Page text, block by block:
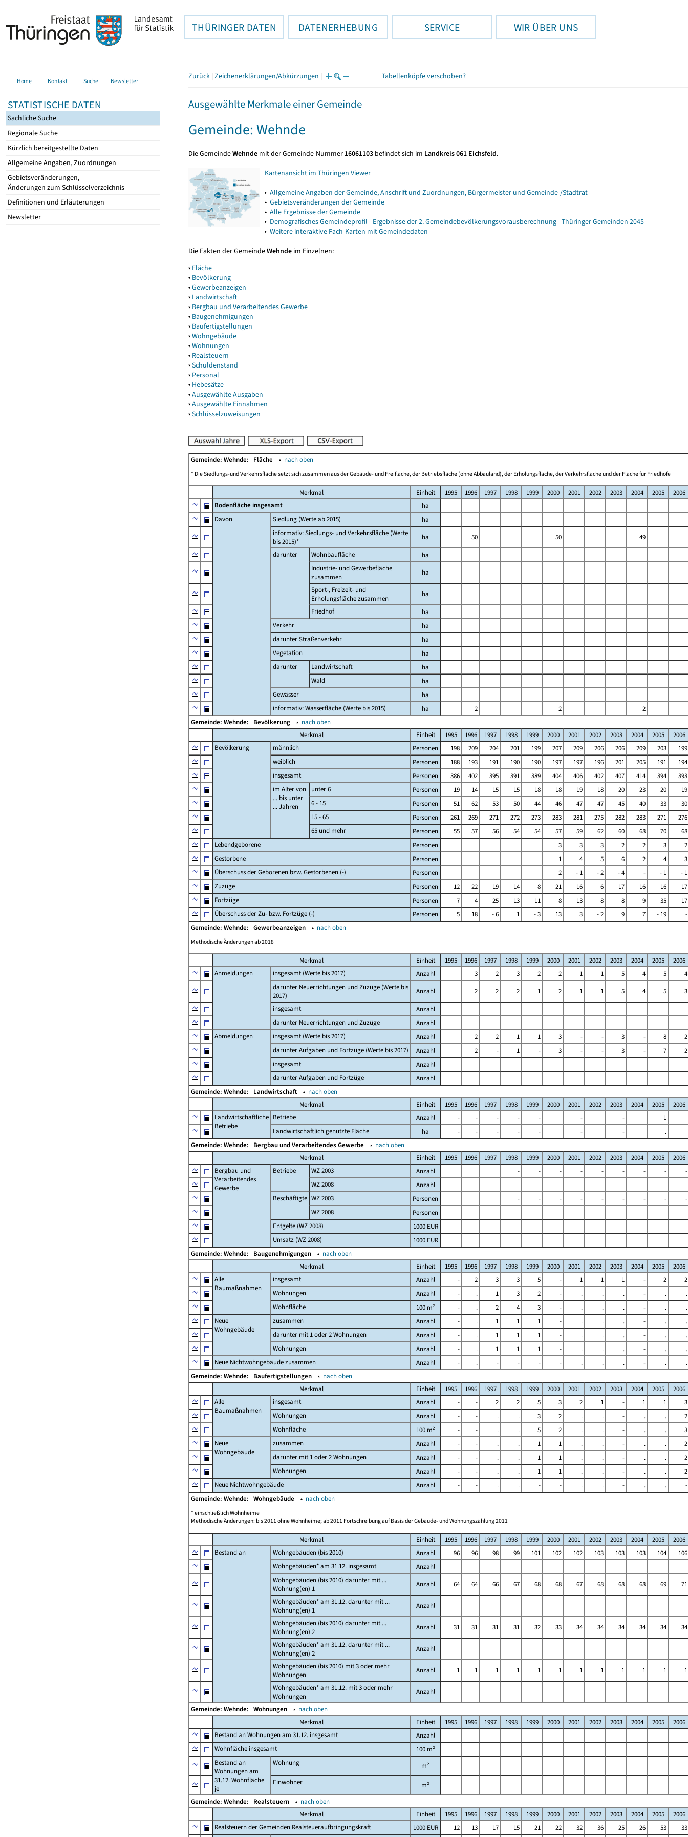
THÜRINGER DATEN DATENERHEBUNG SERVICE WIR ÜBER UNS
Home Kontakt Suche Newsletter
STATISTISCHE DATEN
Sachliche Suche
Regionale Suche
Kürzlich bereitgestellte Daten
Allgemeine Angaben, Zuordnungen
Gebietsveränderungen,
Änderungen zum Schlüsselverzeichnis
Definitionen und Erläuterungen
Newsletter
Zurück | Zeichenerklärungen/Abkürzungen | Tabellenköpfe verschoben?
Ausgewählte Merkmale einer Gemeinde
Gemeinde: Wehnde
Die GemeindeWehnde mit der Gemeinde-Nummer 16061103 befindet sich im Landkreis 061 Eichsfeld.
Kartenansicht im Thüringen Viewer
▸ Allgemeine Angaben der Gemeinde, Anschrift und Zuordnungen, Bürgermeister und Gemeinde-/Stadtrat
▸ Gebietsveränderungen der Gemeinde
▸ Alle Ergebnisse der Gemeinde
▸ Demografisches Gemeindeprofil - Ergebnisse der 2. Gemeindebevölkerungsvorausberechnung - Thüringer Gemeinden 2045
▸ Weitere interaktive Fach-Karten mit Gemeindedaten
Die Fakten der GemeindeWehnde im Einzelnen:
▾ Fläche
▾ Bevölkerung
▾Gewerbeanzeigen
▾ Landwirtschaft
▾ Bergbau und Verarbeitendes Gewerbe
▾ Baugenehmigungen
▾ Baufertigstellungen
▾Wohngebäude
▾Wohnungen
▾ Realsteuern
▾Schuldenstand
▾ Personal
▾ Hebesätze
▾Ausgewählte Ausgaben
▾Ausgewählte Einnahmen
▾Schlüsselzuweisungen
Gemeinde: Wehnde: Fläche ▴ nach oben
* Die Siedlungs-und Verkehrsfläche setzt sich zusammen aus der Gebäude- und Freifläche, der Betriebsfläche (ohne Abbauland), der Erholungsfläche, der Verkehrsfläche und der Fläche für Friedhöfe
Merkmal Einheit 1995 1996 1997 1998 1999 2000 2001 2002 2003 2004 2005
2006
Bodenfläche insgesamt
ha
Davon
Siedlung (Werte ab 2015)
ha
informativ: Siedlungs- und Verkehrsfläche (Werte
bis 2015)*
ha 50 50
49
darunter
Wohnbaufläche
ha
Industrie- und Gewerbefläche
zusammen
ha
Sport-, Freizeit- und
Erholungsfläche zusammen
ha
Friedhof
ha
Verkehr
ha
darunter Straßenverkehr
ha
Vegetation
ha
darunter
Landwirtschaft
ha
Wald
ha
Gewässer
ha
informativ: Wasserfläche (Werte bis 2015)
ha 2 2
2
Gemeinde: Wehnde: Bevölkerung ▴ nach oben
Merkmal
Einheit 1995 1996 1997 1998 1999 2000 2001 2002 2003 2004 2005
2006
Bevölkerung
männlich Personen 198 209 204 201 199 207 209 206 206 209 203
199
weiblich
Personen 188 193 191 190 190 197 197 196 201 205 191
194
insgesamt
Personen 386 402 395 391 389 404 406 402 407 414 394
393
im Alter von
... bis unter
... Jahren
unter 6 Personen 19 14 15 15 18 18 19 18 20 23 20
19
6 - 15
Personen 51 62 53 50 44 46 47 47 45 40 33
30
15 - 65
Personen 261 269 271 272 273 283 281 275 282 283 271
276
65 und mehr
Personen 55 57 56 54 54 57 59 62 60 68 70
68
Lebendgeborene
Personen 3 3 3 2 2 3
2
Gestorbene
Personen 1 4 5 6 2 4
3
Überschuss der Geborenen bzw. Gestorbenen (-)
Personen 2 - 1 - 2 - 4 - - 1
- 1
Zuzüge
Personen 12 22 19 14 8 21 16 6 17 16 16
17
Fortzüge
Personen 7 4 25 13 11 8 13 8 8 9 35
17
Überschuss der Zu- bzw. Fortzüge (-)
Personen 5 18 - 6 1 - 3 13 3 - 2 9 7 - 19
-
Gemeinde: Wehnde: Gewerbeanzeigen ▴ nach oben
Methodische Änderungen ab 2018
Merkmal Einheit 1995 1996 1997 1998 1999 2000 2001 2002 2003 2004 2005
2006
Anmeldungen
insgesamt (Werte bis 2017) Anzahl 3 2 3 2 2 1 1 5 4 5
4
darunter Neuerrichtungen und Zuzüge (Werte bis
2017)
Anzahl 2 2 2 1 2 1 1 5 4 5
3
insgesamt
Anzahl
darunter Neuerrichtungen und Zuzüge
Anzahl
Abmeldungen
insgesamt (Werte bis 2017) Anzahl 2 2 1 1 3 - - 3 - 8
2
darunter Aufgaben und Fortzüge (Werte bis 2017)
Anzahl 2 - 1 - 3 - - 3 - 7
2
insgesamt
Anzahl
darunter Aufgaben und Fortzüge
Anzahl
Gemeinde: Wehnde: Landwirtschaft ▴ nach oben
Merkmal
Einheit 1995 1996 1997 1998 1999 2000 2001 2002 2003 2004 2005
2006
Landwirtschaftliche
Betriebe
Betriebe Anzahl - - - - - - -
1
Landwirtschaftlich genutzte Fläche
ha - - - - - - -
.
Gemeinde: Wehnde: Bergbau und Verarbeitendes Gewerbe ▴ nach oben
Merkmal
Einheit 1995 1996 1997 1998 1999 2000 2001 2002 2003 2004 2005
2006
Bergbau und
Verarbeitendes
Gewerbe
Betriebe WZ 2003 Anzahl - - - - - - - -
-
WZ 2008
Anzahl
Beschäftigte WZ 2003 Personen - - - - - - - -
-
WZ 2008
Personen
Entgelte (WZ 2008)
1000 EUR
Umsatz (WZ 2008)
1000 EUR
Gemeinde: Wehnde: Baugenehmigungen ▴ nach oben
Merkmal
Einheit 1995 1996 1997 1998 1999 2000 2001 2002 2003 2004 2005
2006
Alle
Baumaßnahmen
insgesamt Anzahl - 2 3 3 5 - 1 1 1 - 2
2
Wohnungen
Anzahl - . 1 3 2 - . . . - .
.
Wohnfläche
100 m² - . 2 4 3 - . . . - .
.
Neue
Wohngebäude
zusammen Anzahl - . 1 1 1 - . . . - .
.
darunter mit 1 oder 2 Wohnungen
Anzahl - . 1 1 1 - . . . - .
.
Wohnungen
Anzahl - . 1 1 1 - . . . - .
.
Neue Nichtwohngebäude zusammen
Anzahl - . - - - - . . . - .
.
Gemeinde: Wehnde: Baufertigstellungen ▴ nach oben
Merkmal
Einheit 1995 1996 1997 1998 1999 2000 2001 2002 2003 2004 2005
2006
Alle
Baumaßnahmen
insgesamt Anzahl - - 2 2 5 3 2 1 - 1 1
3
Wohnungen
Anzahl - - . . 3 2 . . - . .
2
Wohnfläche
100 m² - - . . 5 2 . . - . .
3
Neue
Wohngebäude
zusammen Anzahl - - . . 1 1 . . - . .
2
darunter mit 1 oder 2 Wohnungen
Anzahl - - . . 1 1 . . - . .
2
Wohnungen
Anzahl - - . . 1 1 . . - . .
2
Neue Nichtwohngebäude
Anzahl - - . . - - . . - . .
-
Gemeinde: Wehnde: Wohngebäude ▴ nach oben
* einschließlich Wohnheime
Methodische Änderungen: bis 2011 ohne Wohnheime; ab 2011 Fortschreibung auf Basis der Gebäude- und Wohnungszählung 2011
Merkmal Einheit 1995 1996 1997 1998 1999 2000 2001 2002 2003 2004 2005
2006
Bestand an
Wohngebäuden (bis 2010) Anzahl 96 96 98 99 101 102 102 103 103 103 104
106
Wohngebäuden* am 31.12. insgesamt
Anzahl
Wohngebäuden (bis 2010) darunter mit ...
Wohnung(en) 1
Anzahl 64 64 66 67 68 68 67 68 68 68 69
71
Wohngebäuden* am 31.12. darunter mit ...
Wohnung(en) 1
Anzahl
Wohngebäuden (bis 2010) darunter mit ...
Wohnung(en) 2
Anzahl 31 31 31 31 32 33 34 34 34 34 34
34
Wohngebäuden* am 31.12. darunter mit ...
Wohnung(en) 2
Anzahl
Wohngebäuden (bis 2010) mit 3 oder mehr
Wohnungen
Anzahl 1 1 1 1 1 1 1 1 1 1 1
1
Wohngebäuden* am 31.12. mit 3 oder mehr
Wohnungen
Anzahl
Gemeinde: Wehnde: Wohnungen ▴ nach oben
Merkmal
Einheit 1995 1996 1997 1998 1999 2000 2001 2002 2003 2004 2005
2006
Bestand an Wohnungen am 31.12. insgesamt
Anzahl
Wohnfläche insgesamt
100 m²
Bestand an
Wohnungen am
31.12. Wohnfläche
je
Wohnung
m²
Einwohner
m²
Gemeinde: Wehnde: Realsteuern ▴ nach oben
Merkmal
Einheit 1995 1996 1997 1998 1999 2000 2001 2002 2003 2004 2005
2006
Realsteuern der Gemeinden Realsteueraufbringungskraft
1000 EUR 12 13 17 15 21 22 32 36 25 26 53
33